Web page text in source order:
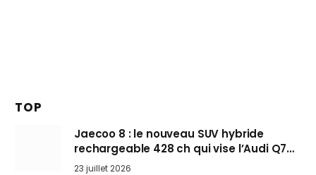
TOP
Jaecoo 8 : le nouveau SUV hybride
rechargeable 428 ch qui vise l’Audi Q7
arrive en Europe cet automne
23 juillet 2026